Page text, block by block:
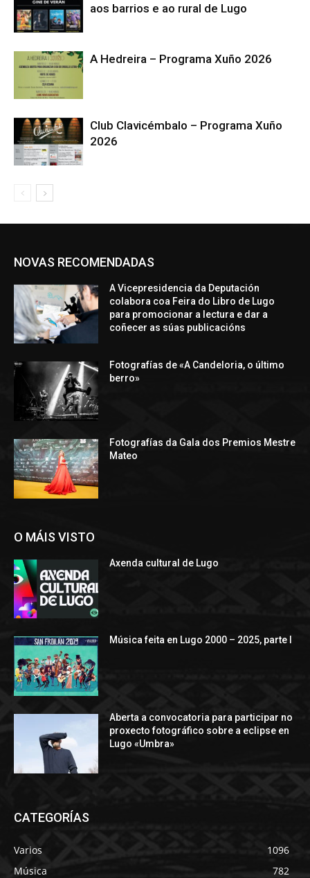
aos barrios e ao rural de Lugo
A Hedreira – Programa Xuño 2026
Club Clavicémbalo – Programa Xuño
2026
NOVAS RECOMENDADAS
A Vicepresidencia da Deputación
colabora coa Feira do Libro de Lugo
para promocionar a lectura e dar a
coñecer as súas publicacións
Fotografías de «A Candeloria, o último
berro»
Fotografías da Gala dos Premios Mestre
Mateo
O MÁIS VISTO
Axenda cultural de Lugo
Música feita en Lugo 2000 – 2025, parte I
Aberta a convocatoria para participar no
proxecto fotográfico sobre a eclipse en
Lugo «Umbra»
CATEGORÍAS
Varios
1096
Música
782